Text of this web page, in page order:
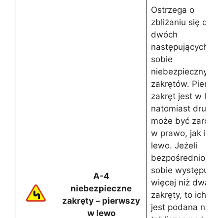
A-4
niebezpieczne
zakręty – pierwszy
w lewo
Ostrzega o
zbliżaniu się do
dwóch
następujących po
sobie
niebezpiecznych
zakrętów.
zakręt jest w
natomiast drugi
może być
w prawo, jak i w
lewo. Jeżeli
bezpośrednio po
sobie występują
więcej niż dwa
zakręty, to ich
jest podana na